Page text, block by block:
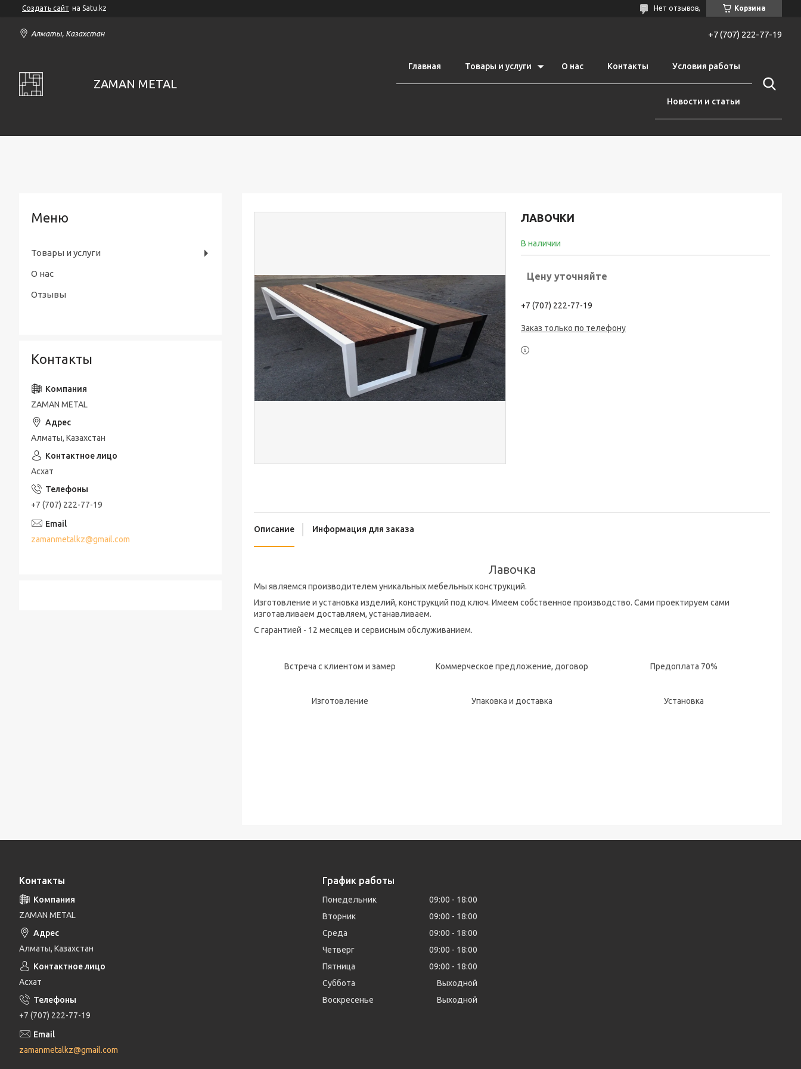
Создать сайт на Satu.kz Корзина
Нет отзывов,
Алматы, Казахстан +7 (707) 222-77-19
ZAMAN METAL
Главная Товары и услуги О нас Контакты Условия работы
Новости и статьи
ЛАВОЧКИ
В наличии
Цену уточняйте
+7 (707) 222-77-19
Заказ только по телефону
Описание Информация для заказа
Лавочка
Мы являемся производителем уникальных мебельных конструкций.
Изготовление и установка изделий, конструкций под ключ. Имеем собственное производство. Сами проектируем сами
изготавливаем доставляем, устанавливаем.
С гарантией - 12 месяцев и сервисным обслуживанием.
Встреча с клиентом и замер Коммерческое предложение, договор Предоплата 70%
Изготовление Упаковка и доставка Установка
Товары и услуги
О нас
Отзывы
Контакты
ZAMAN METAL
Алматы, Казахстан
Асхат
+7 (707) 222-77-19
zamanmetalkz@gmail.com
Контакты
ZAMAN METAL
Алматы, Казахстан
Асхат
+7 (707) 222-77-19
zamanmetalkz@gmail.com
График работы
Понедельник 09:00
18:00
Вторник
09:00
18:00
Среда
09:00
18:00
Четверг
09:00
18:00
Пятница
09:00
18:00
Суббота
Выходной
Воскресенье
Выходной